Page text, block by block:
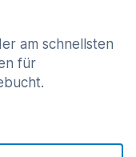
am schnellsten
für